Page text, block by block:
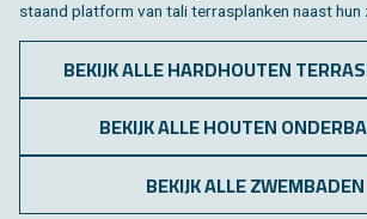
staand plat­form van tali terras­planken naast hun
BE­KIJK ALLE HARD­HOU­TEN
BE­KIJK ALLE HOU­TEN
BE­KIJK ALLE ZWEM­BA­DEN